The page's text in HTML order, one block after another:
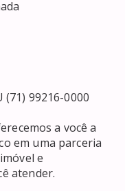
em uma parceria
e
atender.